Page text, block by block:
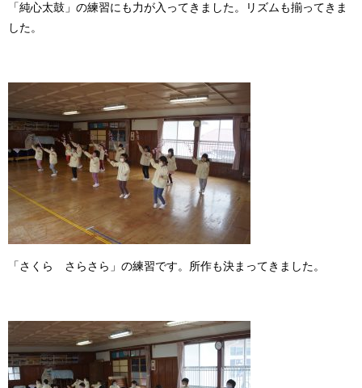
「純心太鼓」の練習にも力が入ってきました。リズムも揃ってきま
した。
「さくら さらさら」の練習です。所作も決まってきました。